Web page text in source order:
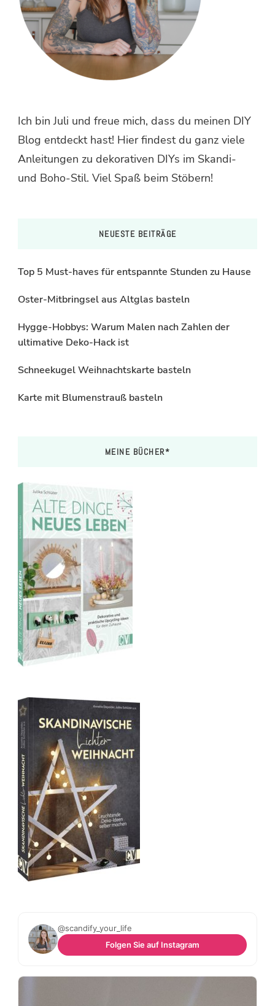
Ich bin Juli und freue mich, dass du meinen DIY
Blog entdeckt hast! Hier findest du ganz viele
Anleitungen zu dekorativen DIYs im Skandi-
und Boho-Stil. Viel Spaß beim Stöbern!
NEUESTE BEITRÄGE
Top 5 Must-haves für entspannte Stunden zu Hause
Oster-Mitbringsel aus Altglas basteln
Hygge-Hobbys: Warum Malen nach Zahlen der
ultimative Deko-Hack ist
Schneekugel Weihnachtskarte basteln
Karte mit Blumenstrauß basteln
MEINE BÜCHER*
@scandify_your_life
Folgen Sie auf Instagram